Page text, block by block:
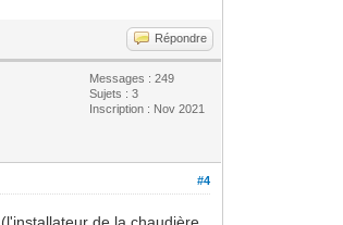
Répondre
Messages : 249
Sujets : 3
Inscription : Nov 2021
#4